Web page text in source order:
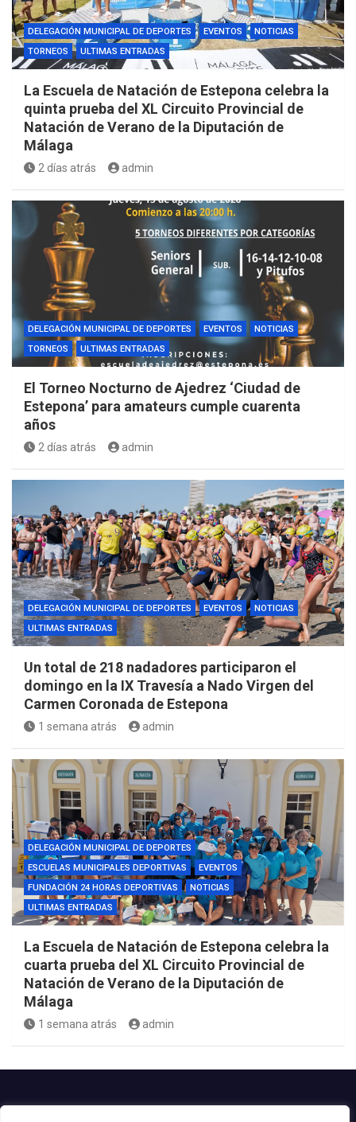
DELEGACIÓN MUNICIPAL DE DEPORTES EVENTOS
NOTICIAS
TORNEOS
ULTIMAS ENTRADAS
La Escuela de Natación de Estepona celebra la
quinta prueba del XL Circuito Provincial de
Natación de Verano de la Diputación de
Málaga
2 días atrás admin
DELEGACIÓN MUNICIPAL DE DEPORTES EVENTOS
NOTICIAS
TORNEOS
ULTIMAS ENTRADAS
El Torneo Nocturno de Ajedrez ‘Ciudad de
Estepona’ para amateurs cumple cuarenta
años
2 días atrás admin
DELEGACIÓN MUNICIPAL DE DEPORTES EVENTOS
NOTICIAS
ULTIMAS ENTRADAS
Un total de 218 nadadores participaron el
domingo en la IX Travesía a Nado Virgen del
Carmen Coronada de Estepona
1 semana atrás admin
DELEGACIÓN MUNICIPAL DE DEPORTES
ESCUELAS MUNICIPALES DEPORTIVAS
EVENTOS
FUNDACIÓN 24 HORAS DEPORTIVAS
NOTICIAS
ULTIMAS ENTRADAS
La Escuela de Natación de Estepona celebra la
cuarta prueba del XL Circuito Provincial de
Natación de Verano de la Diputación de
Málaga
1 semana atrás admin